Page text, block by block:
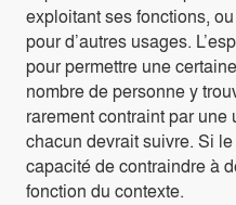
exploitant ses fonctions,
pour d’autres usages.
pour permettre une
nombre de personne y
rarement contraint par
chacun devrait suivre. Si
capacité de contraindre à
fonction du contexte.